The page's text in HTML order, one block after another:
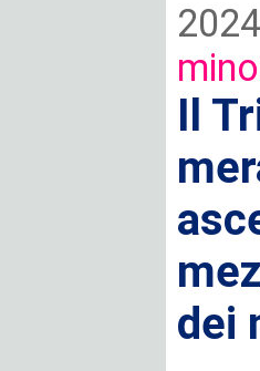
Il
dei